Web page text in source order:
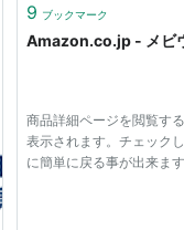
9 ブックマーク
Amazon.co.jp - メビ
商品詳細ページを閲覧す
表示されます。チェック
に簡単に戻る事が出来ま